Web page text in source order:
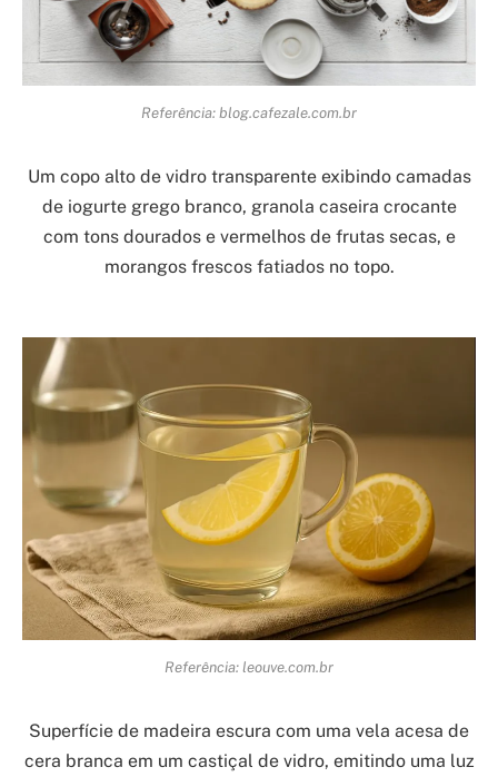
Referência: blog.cafezale.com.br
Um copo alto de vidro transparente exibindo camadas
de iogurte grego branco, granola caseira crocante
com tons dourados e vermelhos de frutas secas, e
morangos frescos fatiados no topo.
Referência: leouve.com.br
Superfície de madeira escura com uma vela acesa de
cera branca em um castiçal de vidro, emitindo uma luz